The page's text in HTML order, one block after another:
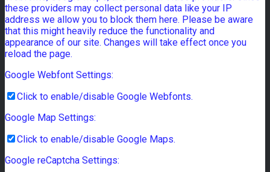
these providers may collect personal data like your IP
address we allow you to block them here. Please be aware
that this might heavily reduce the functionality and
appearance of our site. Changes will take effect once you
reload the page.
Google Webfont Settings:
Click to enable/disable Google Webfonts.
Google Map Settings:
Click to enable/disable Google Maps.
Google reCaptcha Settings: